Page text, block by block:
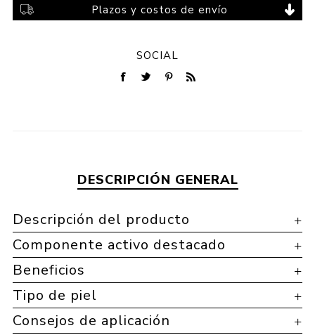
Plazos y costos de envío
SOCIAL
DESCRIPCIÓN GENERAL
Descripción del producto
Componente activo destacado
Beneficios
Tipo de piel
Consejos de aplicación